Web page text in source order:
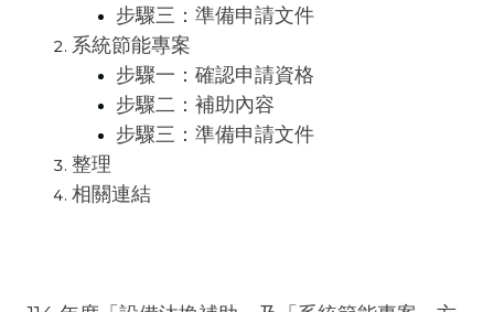
步驟三：準備申請文件
系統節能專案
步驟一：確認申請資格
步驟二：補助內容
步驟三：準備申請文件
整理
相關連結